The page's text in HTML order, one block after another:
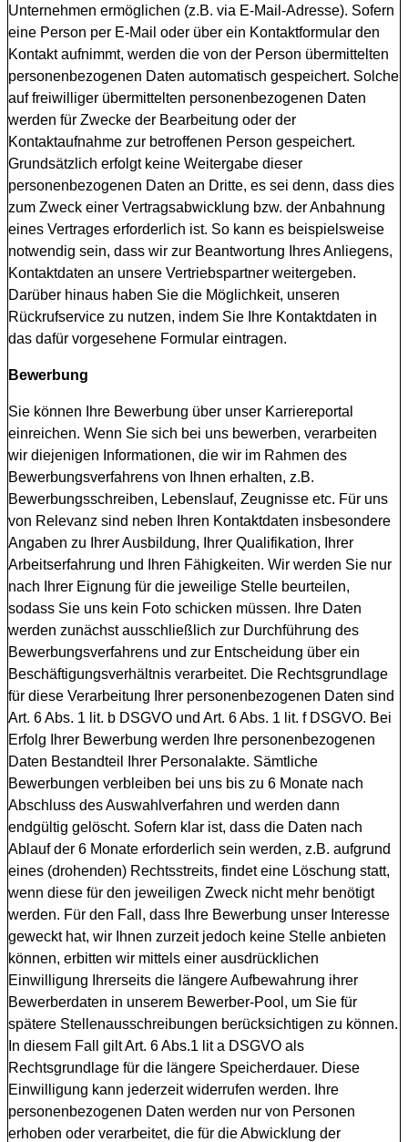
Unternehmen ermöglichen (z.B. via E-Mail-Adresse). Sofern
eine Person per E-Mail oder über ein Kontaktformular den
Kontakt aufnimmt, werden die von der Person übermittelten
personenbezogenen Daten automatisch gespeichert. Solche
auf freiwilliger übermittelten personenbezogenen Daten
werden für Zwecke der Bearbeitung oder der
Kontaktaufnahme zur betroffenen Person gespeichert.
Grundsätzlich erfolgt keine Weitergabe dieser
personenbezogenen Daten an Dritte, es sei denn, dass dies
zum Zweck einer Vertragsabwicklung bzw. der Anbahnung
eines Vertrages erforderlich ist. So kann es beispielsweise
notwendig sein, dass wir zur Beantwortung Ihres Anliegens,
Kontaktdaten an unsere Vertriebspartner weitergeben.
Darüber hinaus haben Sie die Möglichkeit, unseren
Rückrufservice zu nutzen, indem Sie Ihre Kontaktdaten in
das dafür vorgesehene Formular eintragen.
Bewerbung
Sie können Ihre Bewerbung über unser Karriereportal
einreichen. Wenn Sie sich bei uns bewerben, verarbeiten
wir diejenigen Informationen, die wir im Rahmen des
Bewerbungsverfahrens von Ihnen erhalten, z.B.
Bewerbungsschreiben, Lebenslauf, Zeugnisse etc. Für uns
von Relevanz sind neben Ihren Kontaktdaten insbesondere
Angaben zu Ihrer Ausbildung, Ihrer Qualifikation, Ihrer
Arbeitserfahrung und Ihren Fähigkeiten. Wir werden Sie nur
nach Ihrer Eignung für die jeweilige Stelle beurteilen,
sodass Sie uns kein Foto schicken müssen. Ihre Daten
werden zunächst ausschließlich zur Durchführung des
Bewerbungsverfahrens und zur Entscheidung über ein
Beschäftigungsverhältnis verarbeitet. Die Rechtsgrundlage
für diese Verarbeitung Ihrer personenbezogenen Daten sind
Art. 6 Abs. 1 lit. b DSGVO und Art. 6 Abs. 1 lit. f DSGVO. Bei
Erfolg Ihrer Bewerbung werden Ihre personenbezogenen
Daten Bestandteil Ihrer Personalakte. Sämtliche
Bewerbungen verbleiben bei uns bis zu 6 Monate nach
Abschluss des Auswahlverfahren und werden dann
endgültig gelöscht. Sofern klar ist, dass die Daten nach
Ablauf der 6 Monate erforderlich sein werden, z.B. aufgrund
eines (drohenden) Rechtsstreits, findet eine Löschung statt,
wenn diese für den jeweiligen Zweck nicht mehr benötigt
werden. Für den Fall, dass Ihre Bewerbung unser Interesse
geweckt hat, wir Ihnen zurzeit jedoch keine Stelle anbieten
können, erbitten wir mittels einer ausdrücklichen
Einwilligung Ihrerseits die längere Aufbewahrung ihrer
Bewerberdaten in unserem Bewerber-Pool, um Sie für
spätere Stellenausschreibungen berücksichtigen zu können.
In diesem Fall gilt Art. 6 Abs.1 lit a DSGVO als
Rechtsgrundlage für die längere Speicherdauer. Diese
Einwilligung kann jederzeit widerrufen werden. Ihre
personenbezogenen Daten werden nur von Personen
erhoben oder verarbeitet, die für die Abwicklung der